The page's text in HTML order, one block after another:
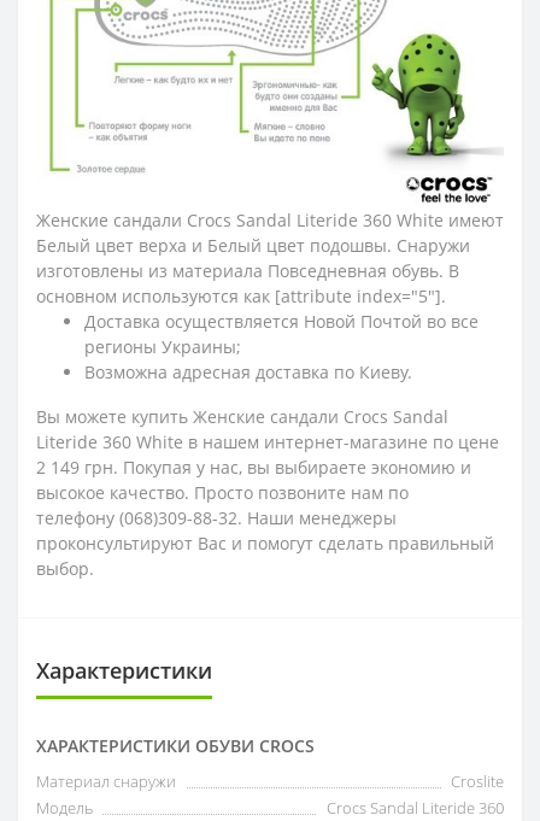
Женские сандали Crocs Sandal Literide 360 White имеют
Белый цвет верха и Белый цвет подошвы. Снаружи
изготовлены из материала Повседневная обувь. В
основном используются как [attribute index="5"].
Доставка осуществляется Новой Почтой во все
регионы Украины;
Возможна адресная доставка по Киеву.
Вы можете купить Женские сандали Crocs Sandal
Literide 360 White в нашем интернет-магазине по цене
2 149 грн. Покупая у нас, вы выбираете экономию и
высокое качество. Просто позвоните нам по
телефону (068)309-88-32. Наши менеджеры
проконсультируют Вас и помогут сделать правильный
выбор.
Характеристики
ХАРАКТЕРИСТИКИ ОБУВИ CROCS
Материал снаружи
Croslite
Модель
Crocs Sandal Literide 360